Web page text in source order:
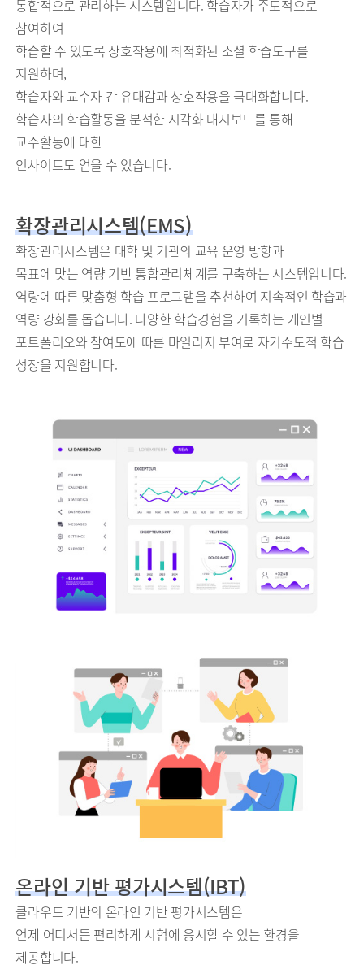
통합적으로 관리하는 시스템입니다. 학습자가 주도적으로
참여하여
학습할 수 있도록 상호작용에 최적화된 소셜 학습도구를
지원하며,
학습자와 교수자 간 유대감과 상호작용을 극대화합니다.
학습자의 학습활동을 분석한 시각화 대시보드를 통해
교수활동에 대한
인사이트도 얻을 수 있습니다.
확장관리시스템(EMS)
확장관리시스템은 대학 및 기관의 교육 운영 방향과
목표에 맞는 역량 기반 통합관리체계를 구축하는 시스템입니다.
역량에 따른 맞춤형 학습 프로그램을 추천하여 지속적인 학습과
역량 강화를 돕습니다. 다양한 학습경험을 기록하는 개인별
포트폴리오와 참여도에 따른 마일리지 부여로 자기주도적 학습
성장을 지원합니다.
온라인 기반 평가시스템(IBT)
클라우드 기반의 온라인 기반 평가시스템은
언제 어디서든 편리하게 시험에 응시할 수 있는 환경을
제공합니다.